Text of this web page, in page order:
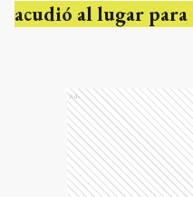
acudió al lugar
Ads